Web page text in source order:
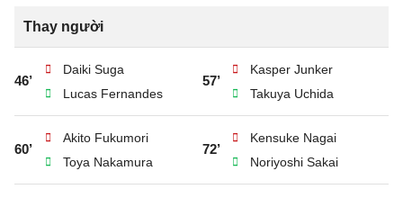
Thay người
46’
Daiki Suga
Lucas Fernandes
57’
Kasper Junker
Takuya Uchida
60’
Akito Fukumori
Toya Nakamura
72’
Kensuke Nagai
Noriyoshi Sakai